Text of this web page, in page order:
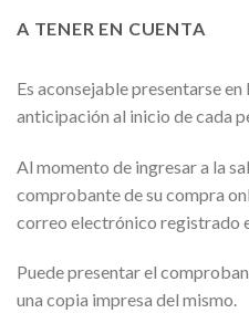
A TENER EN CUENTA
Es aconsejable presentarse
anticipación al inicio de cada
Al momento de ingresar a la
comprobante de su compra
correo electrónico registrado
Puede presentar el
una copia impresa del mismo.